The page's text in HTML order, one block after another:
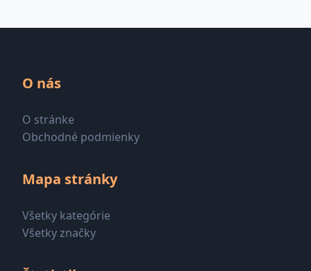
O nás
O stránke
Obchodné podmienky
Mapa stránky
Všetky kategórie
Všetky značky